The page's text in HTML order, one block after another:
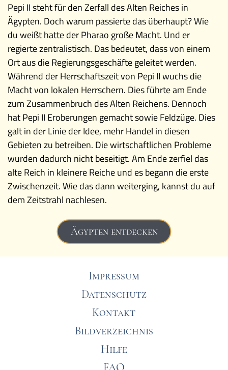
Pepi II steht für den Zerfall des Alten Reiches in
Ägypten. Doch warum passierte das überhaupt? Wie
du weißt hatte der Pharao große Macht. Und er
regierte zentralistisch. Das bedeutet, dass von einem
Ort aus die Regierungsgeschäfte geleitet werden.
Während der Herrschaftszeit von Pepi II wuchs die
Macht von lokalen Herrschern. Dies führte am Ende
zum Zusammenbruch des Alten Reichens. Dennoch
hat Pepi II Eroberungen gemacht sowie Feldzüge. Dies
galt in der Linie der Idee, mehr Handel in diesen
Gebieten zu betreiben. Die wirtschaftlichen Probleme
wurden dadurch nicht beseitigt. Am Ende zerfiel das
alte Reich in kleinere Reiche und es begann die erste
Zwischenzeit. Wie das dann weiterging, kannst du auf
dem Zeitstrahl nachlesen.
Ägypten entdecken
Impressum
Datenschutz
Kontakt
Bildverzeichnis
Hilfe